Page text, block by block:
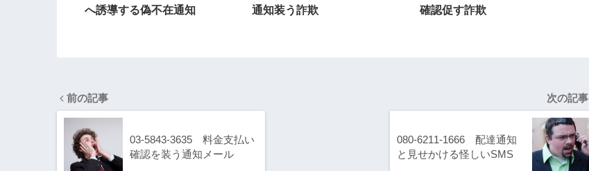
へ誘導する偽不在通知
通知装う詐欺
確認促す詐欺
前の記事
03-5843-3635 料金支払い
確認を装う通知メール
次の記事
080-6211-1666 配達通知
と見せかける怪しいSMS